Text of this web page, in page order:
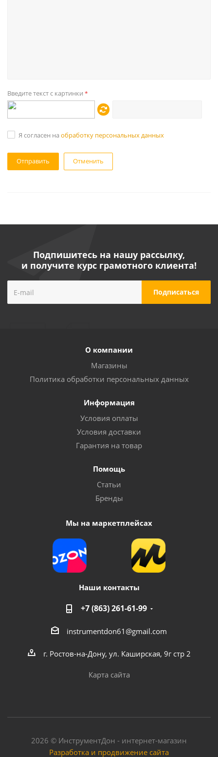
Введите текст с картинки *
Я согласен на обработку персональных данных
Отменить
Подпишитесь на нашу рассылку,
и получите курс грамотного клиента!
О компании
Магазины
Политика обработки персональных данных
Информация
Условия оплаты
Условия доставки
Гарантия на товар
Помощь
Статьи
Бренды
Мы на маркетплейсах
Наши контакты
+7 (863) 261-61-99
instrumentdon61@gmail.com
г. Ростов-на-Дону, ул. Каширская, 9г стр 2
Карта сайта
2026 © ИнструментДон - интернет-магазин
Разработка и продвижение сайта